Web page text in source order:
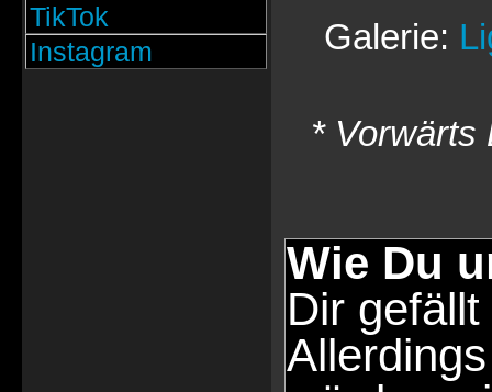
TikTok
Instagram
Galerie:
* Vorwärts
Wie Du
Dir